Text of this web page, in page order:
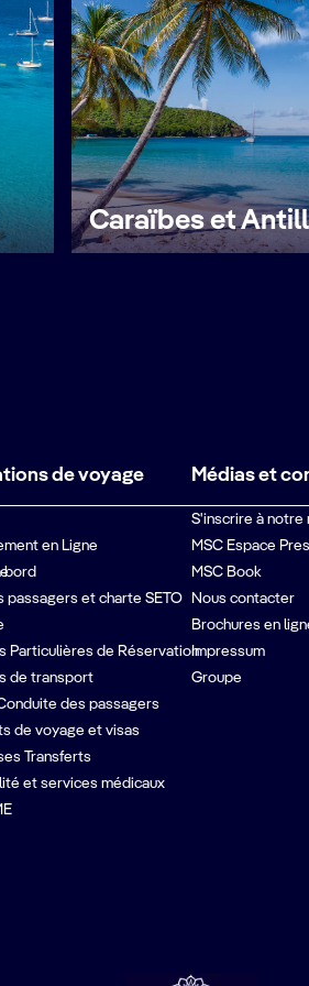
Caraïbes et
de voyage
en Ligne
bord
passagers et charte SETO
Particulières de Réservation
de transport
des passagers
de voyage et visas
Transferts
et services médicaux
Médias et
S'inscrire à notre
MSC Espace
MSC Book
Nous contacter
Brochures en
Impressum
Groupe